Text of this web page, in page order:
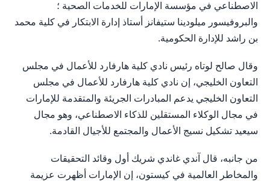
الاصطناعي في مؤسسة الإمارات للخدمات الصحية ؛
والبروفيسور ميلودينا ستيفانز أستاذ إدارة الابتكار في كلية محمد
بن راشد للإدارة الحكومية.
وقال صالح لوتاه رئيس نادي كلية هارفارد للأعمال في مجلس
التعاون الخليجي، إن نادي كلية هارفارد للأعمال في مجلس
التعاون الخليجي يدعم المبادرات الجريئة والمتقدمة للإمارات
في مجال الوكلاء المستقلين للذكاء الاصطناعي، وهو مجال
سيعيد تشكيل نسيج الأعمال والمجتمع للأجيال القادمة.
من جانبه، قال آندي غاندي شريك أول وقائد التحقيقات
والمخاطر العالمية في كيستون، إن الإمارات أظهرت عزيمة